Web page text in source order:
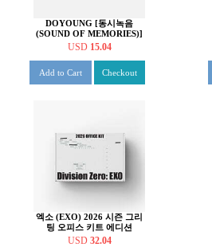
DOYOUNG [동시녹음
(SOUND OF MEMORIES)]
BEHIND BOOK SET
USD 15.04
Add to Cart Checkout
엑소 (EXO) 2026 시즌 그리
팅 오피스 키트 에디션
USD 32.04